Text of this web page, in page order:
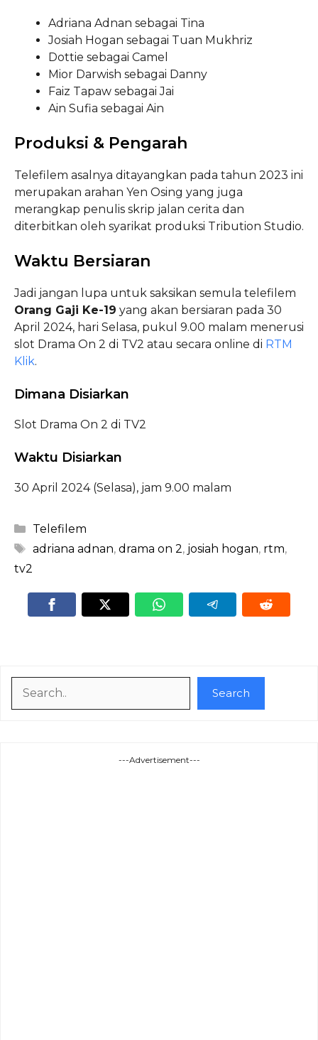
Adriana Adnan sebagai Tina
Josiah Hogan sebagai Tuan Mukhriz
Dottie sebagai Camel
Mior Darwish sebagai Danny
Faiz Tapaw sebagai Jai
Ain Sufia sebagai Ain
Produksi & Pengarah
Telefilem asalnya ditayangkan pada tahun 2023 ini
merupakan arahan Yen Osing yang juga
merangkap penulis skrip jalan cerita dan
diterbitkan oleh syarikat produksi Tribution Studio.
Waktu Bersiaran
Jadi jangan lupa untuk saksikan semula telefilem
Orang Gaji Ke-19 yang akan bersiaran pada 30
April 2024, hari Selasa, pukul 9.00 malam menerusi
slot Drama On 2 di TV2 atau secara online di RTM
Klik.
Dimana Disiarkan
Slot Drama On 2 di TV2
Waktu Disiarkan
30 April 2024 (Selasa), jam 9.00 malam
Categories
Telefilem
Tags
adriana adnan, drama on 2, josiah hogan, rtm,
tv2
Search
---Advertisement---